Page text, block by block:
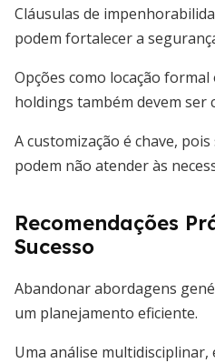
Cláusulas de
podem fortalecer a
Opções como locação
holdings também devem ser
A customização é chave,
podem não atender às
Recomendações
Sucesso
Abandonar abordagens
um planejamento eficiente.
Uma análise multidisciplinar,